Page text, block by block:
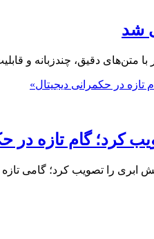
کرد؛ گام تازه در
ابری را تصویب کرد؛ گامی